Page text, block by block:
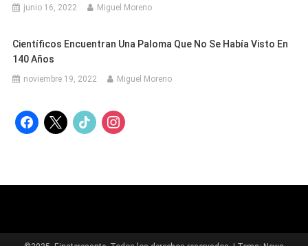
junio 16, 2022 Miguel Moreno
Científicos Encuentran Una Paloma Que No Se Había Visto En
140 Años
noviembre 19, 2022 Miguel Moreno
facebook
x tiktok instagram